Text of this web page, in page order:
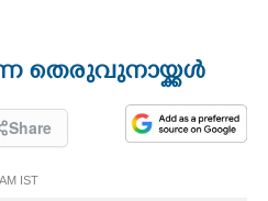
തെരുവുനായ്ക്കൾ
Share
IST